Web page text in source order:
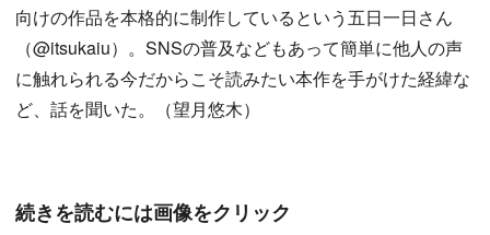
向けの作品を本格的に制作しているという五日一日さん
（@itsukaiu）。SNSの普及などもあって簡単に他人の声
に触れられる今だからこそ読みたい本作を手がけた経緯な
ど、話を聞いた。（望月悠木）
続きを読むには画像をクリック